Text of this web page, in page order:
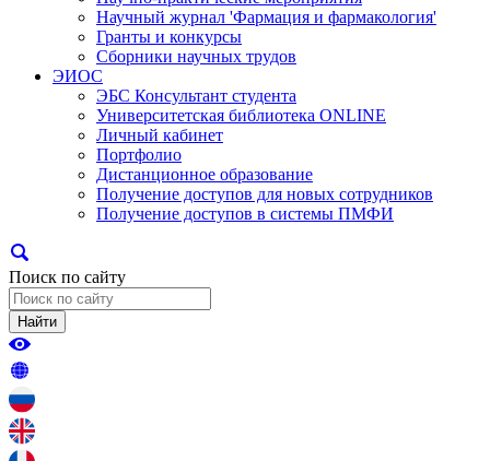
Научный журнал 'Фармация и фармакология'
Гранты и конкурсы
Сборники научных трудов
ЭИОС
ЭБС Консультант студента
Университетская библиотека ONLINE
Личный кабинет
Портфолио
Дистанционное образование
Получение доступов для новых сотрудников
Получение доступов в системы ПМФИ
Поиск по сайту
Найти